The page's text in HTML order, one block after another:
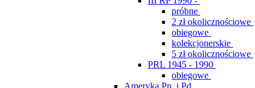
próbne
2 zł okolicznościowe
obiegowe
kolekcjonerskie
5 zł okolicznościowe
PRL 1945 - 1990
obiegowe
Ameryka Pn. i Pd.